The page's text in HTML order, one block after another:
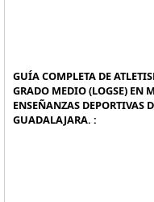
GUÍA COMPLETA DE
GRADO MEDIO (LOGSE) EN
ENSEÑANZAS DEPORTIVAS
GUADALAJARA. :